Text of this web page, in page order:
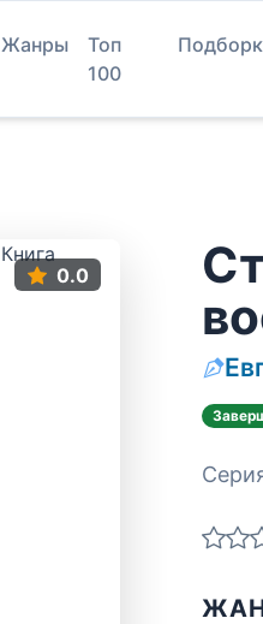
Жанры
Топ
100
0.0